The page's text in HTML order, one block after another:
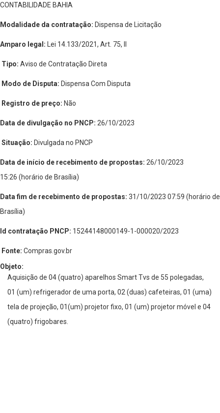
CONTABILIDADE BAHIA
Modalidade da contratação: Dispensa de Licitação
Amparo legal: Lei 14.133/2021, Art. 75, II
Tipo: Aviso de Contratação Direta
Modo de Disputa: Dispensa Com Disputa
Registro de preço: Não
Data de divulgação no PNCP: 26/10/2023
Situação: Divulgada no PNCP
Data de início de recebimento de propostas: 26/10/2023
15:26 (horário de Brasília)
Data fim de recebimento de propostas: 31/10/2023 07:59 (horário de
Brasília)
Id contratação PNCP: 15244148000149-1-000020/2023
Fonte: Compras.gov.br
Objeto:
Aquisição de 04 (quatro) aparelhos Smart Tvs de 55 polegadas,
01 (um) refrigerador de uma porta, 02 (duas) cafeteiras, 01 (uma)
tela de projeção, 01(um) projetor fixo, 01 (um) projetor móvel e 04
(quatro) frigobares.